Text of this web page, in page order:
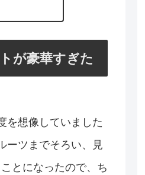
が豪華すぎた
を想像していました
ーツまでそろい、見
とになったので、ち